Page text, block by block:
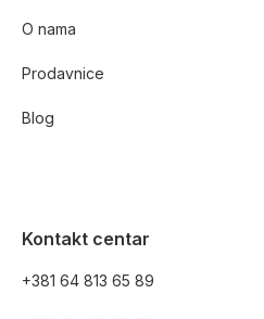
O nama
Prodavnice
Blog
Kontakt centar
+381 64 813 65 89